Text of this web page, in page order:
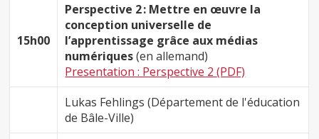
15h00
Perspective 2 : Mettre en œuvre la
conception universelle de
l’apprentissage grâce aux médias
numériques(en allemand)
Presentation : Perspective 2 (PDF)
Lukas Fehlings (Département de l'éducation
de Bâle-Ville)